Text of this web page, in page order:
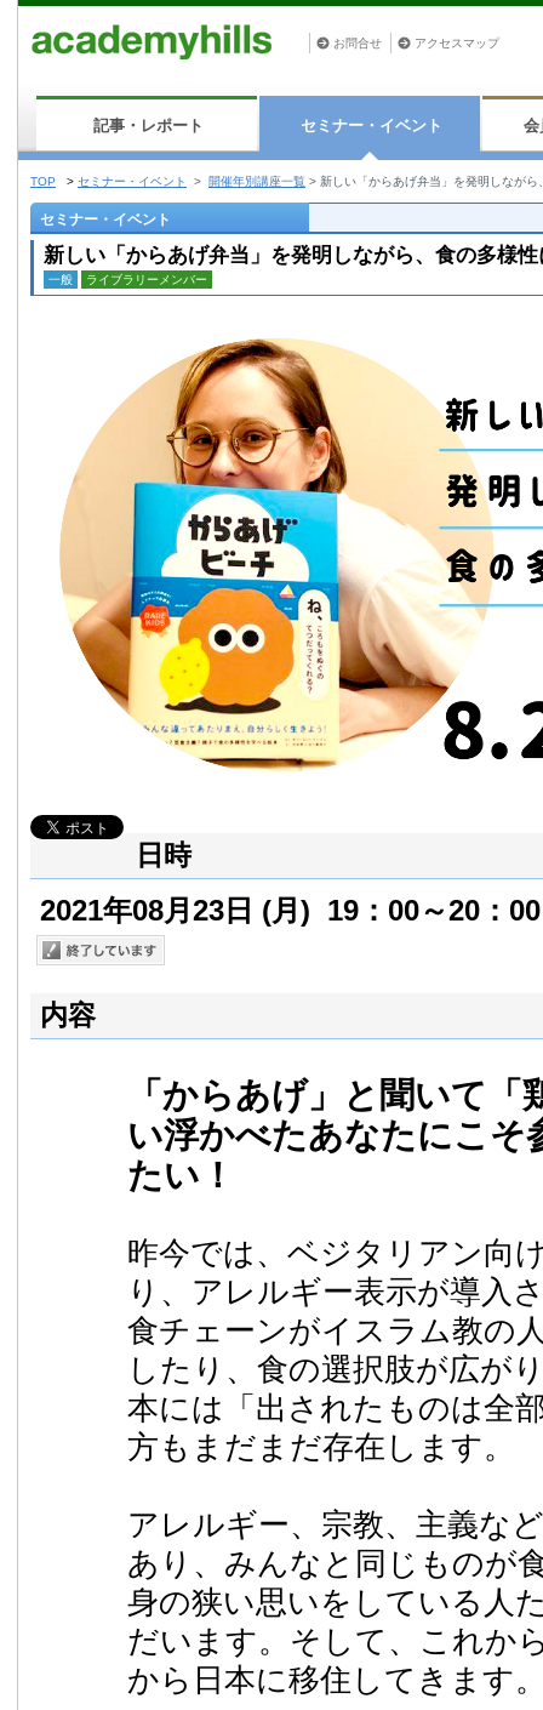
お問合せ アクセスマップ
記事・レポート セミナー・イベント 会
TOP > セミナー・イベント > 開催年別講座一覧 > 新しい「からあげ弁当」を発明しなが
セミナー・イベント
新しい「からあげ弁当」を発明しながら、食の多様
一般 ライブラリーメンバー
日時
2021年08月23日 (月) 19：00～20：00
内容
「からあげ」と聞いて
い浮かべたあなたにこそ
たい！
昨今では、ベジタリアン向
り、アレルギー表示が導入
食チェーンがイスラム教の
したり、食の選択肢が広が
本には「出されたものは全
方もまだまだ存在します。
アレルギー、宗教、主義な
あり、みんなと同じものが
身の狭い思いをしている人
だいます。そして、これか
から日本に移住してきます